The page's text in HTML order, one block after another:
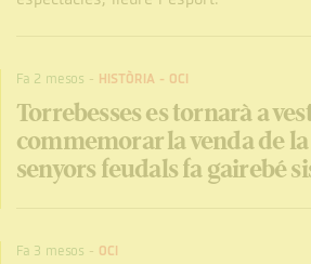
Fa 2 mesos - HISTÒRIA - OCI
Torrebesses es tornarà a
commemorar la venda de
senyors feudals fa gairebé
Fa 3 mesos - OCI